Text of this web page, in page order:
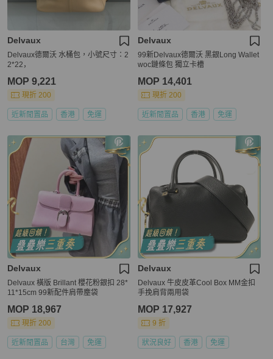
Delvaux
Delvaux德爾沃 水桶包，小號尺寸：2
2*22，
MOP 9,221
現折 200
近新閒置品 香港 免運
Delvaux
99新Delvaux德爾沃 黑銀Long Wallet
woc鏈條包 獨立卡槽
MOP 14,401
現折 200
近新閒置品 香港 免運
Delvaux
Delvaux 橫版 Brillant 櫻花粉銀扣 28*
11*15cm 99新配件肩帶塵袋
MOP 18,967
現折 200
近新閒置品 台灣 免運
Delvaux
Delvaux 牛皮皮革Cool Box MM金扣
手挽肩背兩用袋
MOP 17,927
9 折
狀況良好 香港 免運